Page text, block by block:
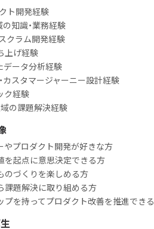
ト開発経験
知識・業務経験
クラム開発経験
上げ経験
データ分析経験
カスタマージャーニー設計経験
ク経験
の課題解決経験
やプロダクト開発が好きな方
を起点に意思決定できる方
のづくりを楽しめる方
課題解決に取り組める方
プを持ってプロダクト改善を推進でき